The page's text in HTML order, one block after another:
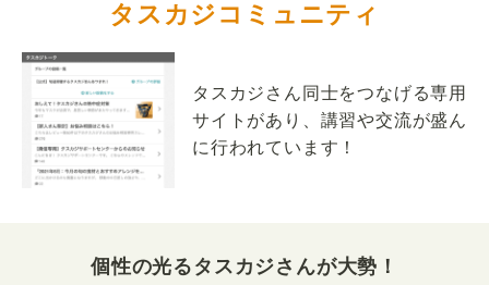
タスカジコミュニティ
タスカジさん同士をつなげる専用
サイトがあり、講習や交流が盛ん
に行われています！
個性の光るタスカジさんが大勢！